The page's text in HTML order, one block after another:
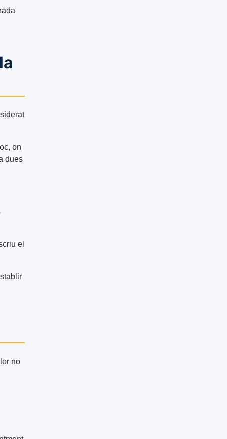
on
dues
el
no